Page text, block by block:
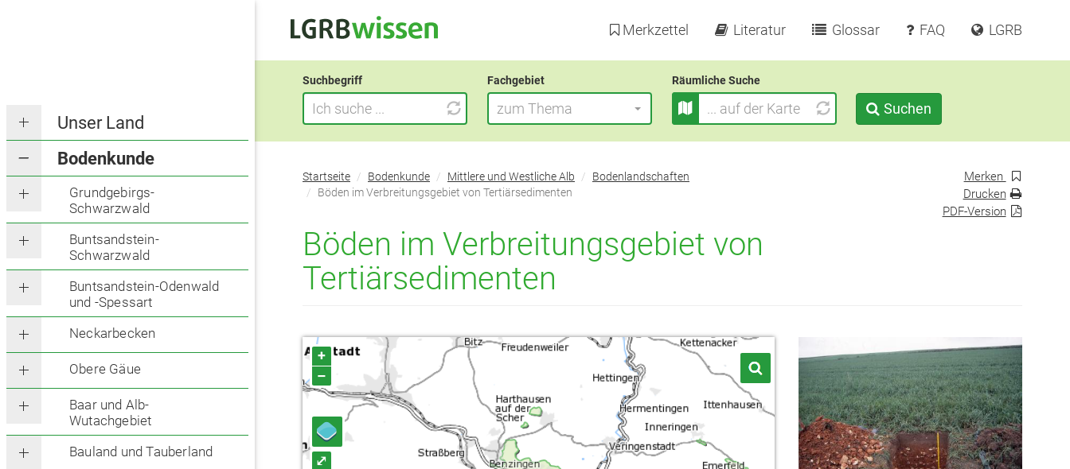
Unser Land
Bodenkunde
Grundgebirgs-
Schwarzwald
Buntsandstein-
Schwarzwald
Buntsandstein-Odenwald
und -Spessart
Neckarbecken
Obere Gäue
Baar und Alb-
Wutachgebiet
Bauland und Tauberland
Merkzettel Literatur Glossar FAQ LGRB
Suchbegriff Fachgebiet
zum Thema
Räumliche Suche
Suchen
befinden
Startseite Bodenkunde Mittlere und Westliche Alb
Bodenlandschaften
Böden im Verbreitungsgebiet von Tertiärsedimenten
Böden im Verbreitungsgebiet von
Tertiärsedimenten
Merken
Drucken
PDF-Version
+
–
⤢